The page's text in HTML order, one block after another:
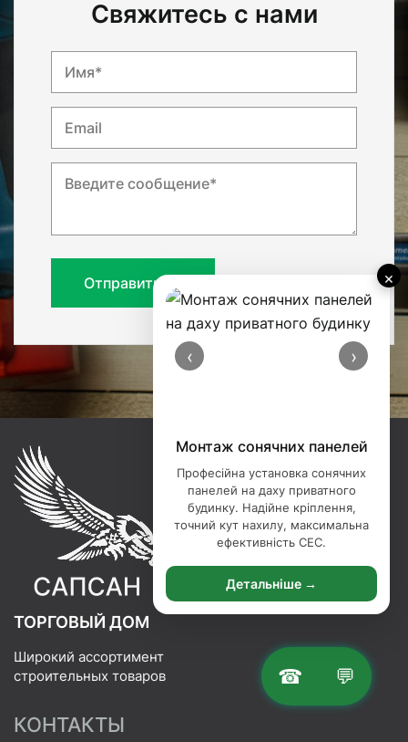
☎ 💬
×
‹ ›
Порізка базальтової вати
Професійна порізка базальтової
вати — точна нарізка утеплювача
під ваші розміри. Ідеальні краї,
мінімум відходів, сучасне
обладнання.
Детальніше →
Свяжитесь с нами
Имя*
Email
Введите сообщение*
Отправить
ТОРГОВЫЙ ДОМ
Широкий ассортимент
строительных товаров
КОНТАКТЫ